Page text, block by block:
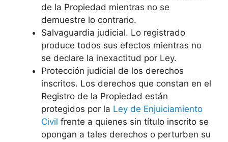
de la Propiedad mientras no se
demuestre lo contrario.
Salvaguardia judicial. Lo registrado
produce todos sus efectos mientras no
se declare la inexactitud por Ley.
Protección judicial de los derechos
inscritos. Los derechos que constan en el
Registro de la Propiedad están
protegidos por la Ley de Enjuiciamiento
Civil frente a quienes sin título inscrito se
opongan a tales derechos o perturben su